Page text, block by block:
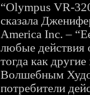
“Olympus VR-
сказала
America Inc. –
любые действия
тогда как
Волшебным
потребители